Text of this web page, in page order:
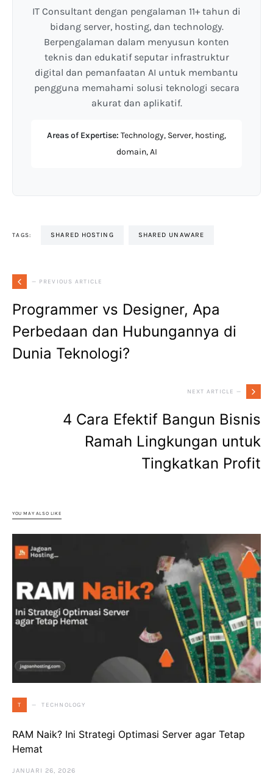
IT Consultant dengan pengalaman 11+ tahun di
bidang server, hosting, dan technology.
Berpengalaman dalam menyusun konten
teknis dan edukatif seputar infrastruktur
digital dan pemanfaatan AI untuk membantu
pengguna memahami solusi teknologi secara
akurat dan aplikatif.
Areas of Expertise: Technology, Server, hosting,
domain, AI
TAGS: SHARED HOSTING SHARED UNAWARE
— PREVIOUS ARTICLE
Programmer vs Designer, Apa
Perbedaan dan Hubungannya di
Dunia Teknologi?
NEXT ARTICLE —
4 Cara Efektif Bangun Bisnis
Ramah Lingkungan untuk
Tingkatkan Profit
YOU MAY ALSO LIKE
T TECHNOLOGY
RAM Naik? Ini Strategi Optimasi Server agar Tetap
Hemat
JANUARI 26, 2026